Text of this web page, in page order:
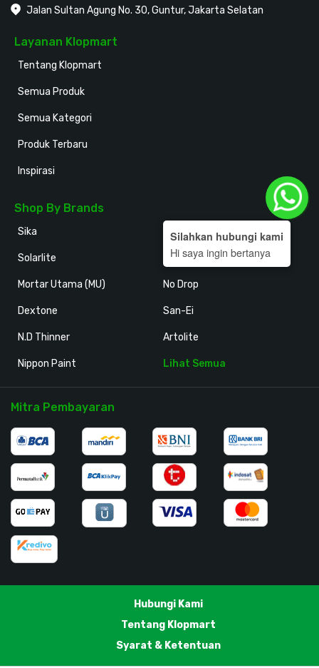
Jalan Sultan Agung No. 30, Guntur, Jakarta Selatan
Layanan Klopmart
Tentang Klopmart
Semua Produk
Semua Kategori
Produk Terbaru
Inspirasi
Shop By Brands
Sika
Solarlite
Mortar Utama (MU)
Dextone
N.D Thinner
Nippon Paint
Holodeck
Kansai Paint
No Drop
San-Ei
Artolite
Lihat Semua
Mitra Pembayaran
Hubungi Kami
Tentang Klopmart
Syarat & Ketentuan
Silahkan hubungi kami
Hi saya ingin bertanya